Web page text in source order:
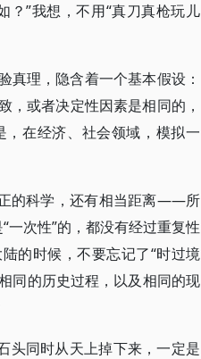
？”我想，不用“真刀真枪玩儿
真理，隐含着一个基本假设：
，或者决定性因素是相同的，
，在经济、社会领域，模拟一
的科学，还有相当距离——所
一次性”的，都没有经过重复性
的时候，不要忘记了“时过境
同的历史过程，以及相同的现
头同时从天上掉下来，一定是